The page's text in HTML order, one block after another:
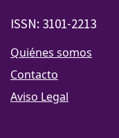
ISSN: 3101-2213
Quiénes somos
Contacto
Aviso Legal